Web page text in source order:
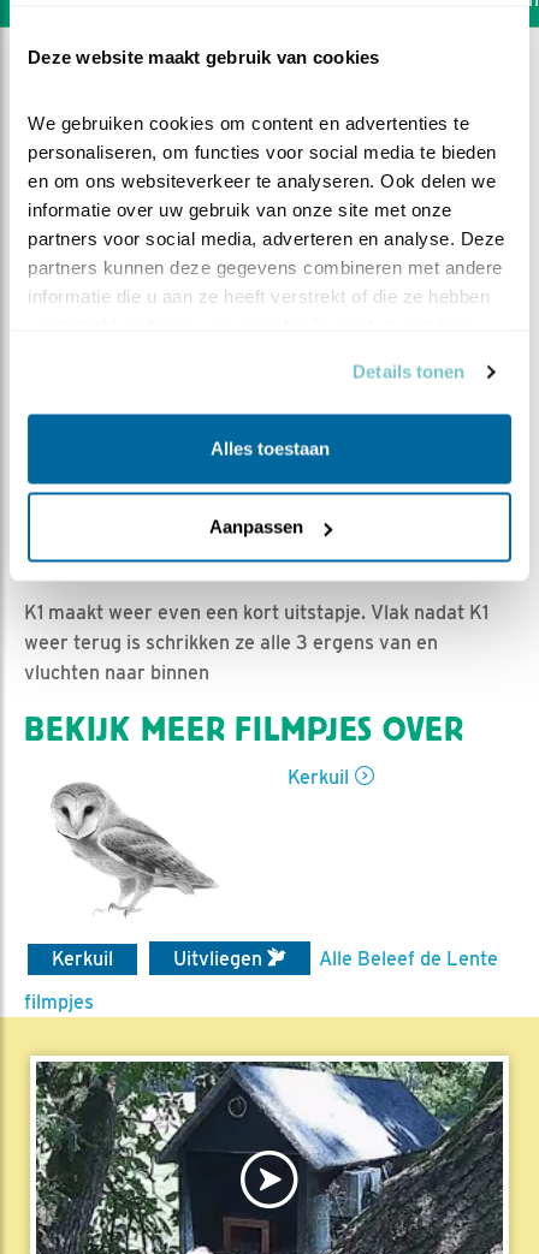
Deze website maakt gebruik van cookies
We gebruiken cookies om content en advertenties te
personaliseren, om functies voor social media te bieden
en om ons websiteverkeer te analyseren. Ook delen we
informatie over uw gebruik van onze site met onze
partners voor social media, adverteren en analyse. Deze
partners kunnen deze gegevens combineren met andere
informatie die u aan ze heeft verstrekt of die ze hebben
Details tonen
Alles toestaan
Aanpassen
Uitvlucht van 2 minuten
Nella | Geplaatst op 8 juli 2017, 23:08 |
Bewaar dit filmpje|
1769x
K1 maakt weer even een kort uitstapje. Vlak nadat K1
weer terug is schrikken ze alle 3 ergens van en
vluchten naar binnen
BEKIJK MEER FILMPJES OVER
Kerkuil
Kerkuil Uitvliegen
Alle Beleef de Lente
filmpjes